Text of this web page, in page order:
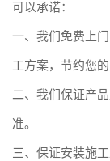
可以承诺：
一、我们免费上
工方案，节约您的
二、我们保证产
准。
三、保证安装施